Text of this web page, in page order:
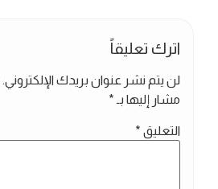
اترك تعليقاً
لن يتم نشر عنوان بريدك الإلكتروني.
مشار إليها بـ *
التعليق *